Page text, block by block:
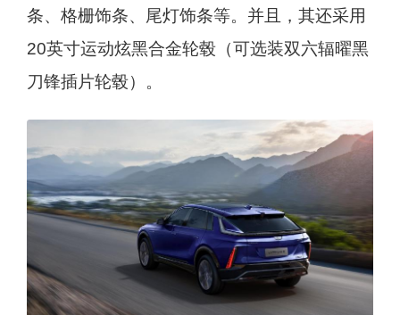
条、格栅饰条、尾灯饰条等。并且，其还采用
20英寸运动炫黑合金轮毂（可选装双六辐曜黑
刀锋插片轮毂）。